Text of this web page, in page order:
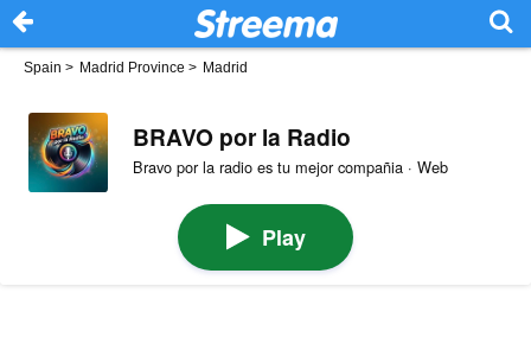
Spain > Madrid Province > Madrid
BRAVO por la Radio
Bravo por la radio es tu mejor compañia · Web
Play